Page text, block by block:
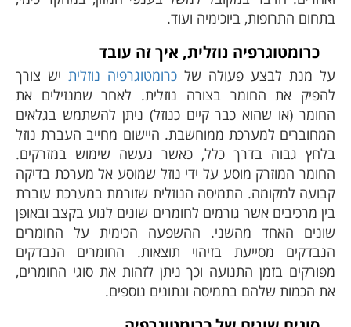
בתחום התרופות, ביוכימיה ועוד.
כרומטוגרפיה נוזלית, איך זה עובד
על מנת לבצע פעולה של כרומטוגרפיה נוזלית יש צורך
להפיק את החומר בצורה נוזלית. לאחר שמנזילים את
החומר (או שהוא כבר קיים כנוזל) ניתן להשתמש בגלאים
המחוברים למערכת ממוחשבת. היישום מחייב העברת נוזל
בלחץ גבוה בדרך כלל, כאשר נעשה שימוש במזרקים.
החומר המוזרק מוסע על ידי נוזל שמוסע אל מערכת בדיקה
קבועה למקומה. התמיסה הנוזלית שזורמת במערכת עוברת
בין מרכיבים אשר גורמים לחומרים שונים לנוע בקצב ובאופן
שונים האחד מהשני. ההשפעה הכימית על החומרים
הנבדקים מסייעת בזיהוי תוצאות. החומרים הנבדקים
מפורקים בזמן התנועה וכך ניתן לזהות את סוגי החומרים,
את הכמות שלהם בתמיסה ונתונים נוספים.